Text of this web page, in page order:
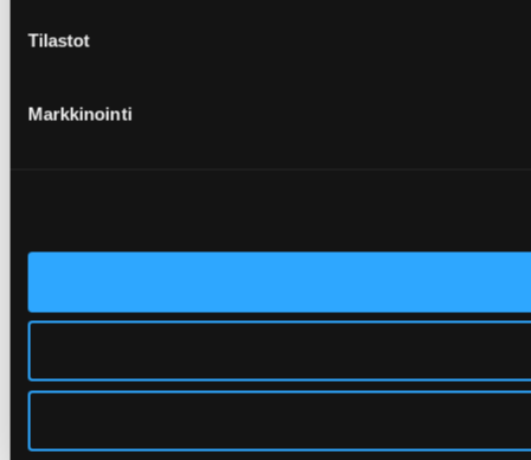
Tilastot
Markkinointi